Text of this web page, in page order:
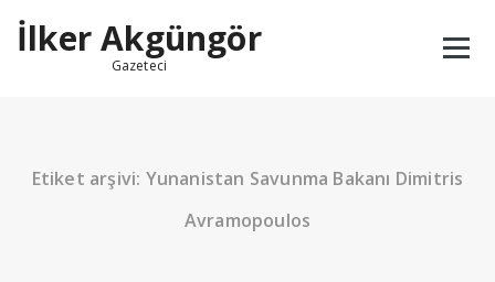
geçİlker Akgüngör
Gazeteci
Etiket arşivi: Yunanistan Savunma Bakanı Dimitris
Avramopoulos